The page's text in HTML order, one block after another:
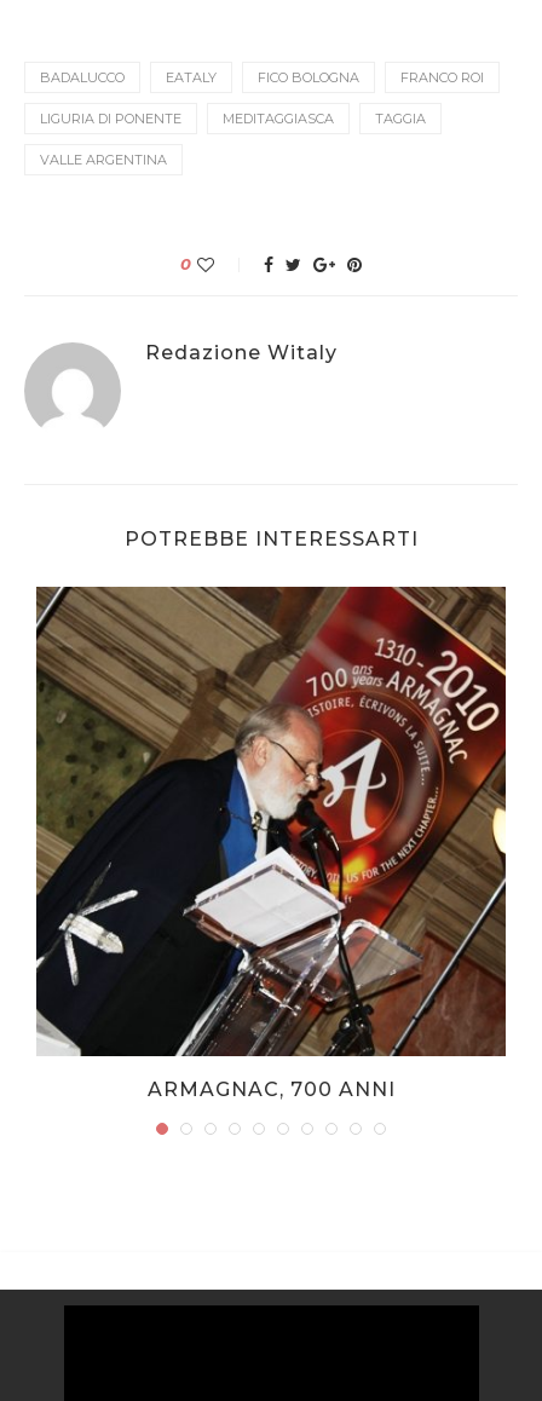
BADALUCCO EATALY FICO BOLOGNA FRANCO ROI
LIGURIA DI PONENTE MEDITAGGIASCA TAGGIA
VALLE ARGENTINA
0
Redazione Witaly
POTREBBE INTERESSARTI
ARMAGNAC, 700 ANNI